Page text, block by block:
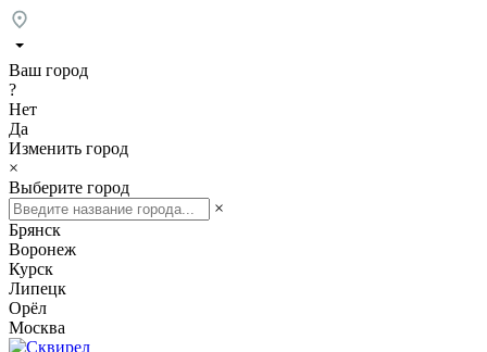
Ваш город
?
Нет
Да
Изменить город
×
Выберите город
×
Брянск
Воронеж
Курск
Липецк
Орёл
Москва